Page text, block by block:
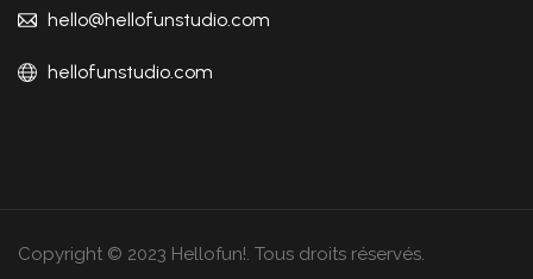
hello@hellofunstudio.com
hellofunstudio.com
Copyright © 2023 Hellofun!. Tous droits réservés.